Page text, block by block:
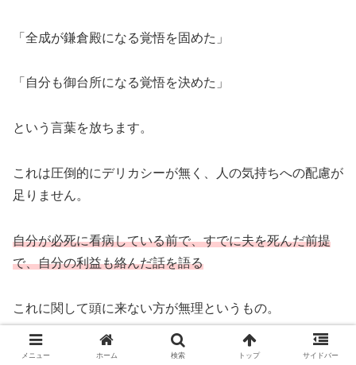
「全成が鎌倉殿になる覚悟を固めた」
「自分も御台所になる覚悟を決めた」
という言葉を放ちます。
これは圧倒的にデリカシーが無く、人の気持ちへの配慮が
足りません。
自分が必死に看病している前で、すでに夫を死んだ前提
で、自分の利益も絡んだ話を語る
これに関して頭に来ない方が無理というもの。
この言い合いに関しては「あなたに御台所はつとまりませ
メニュー ホーム 検索 トップ サイドバー